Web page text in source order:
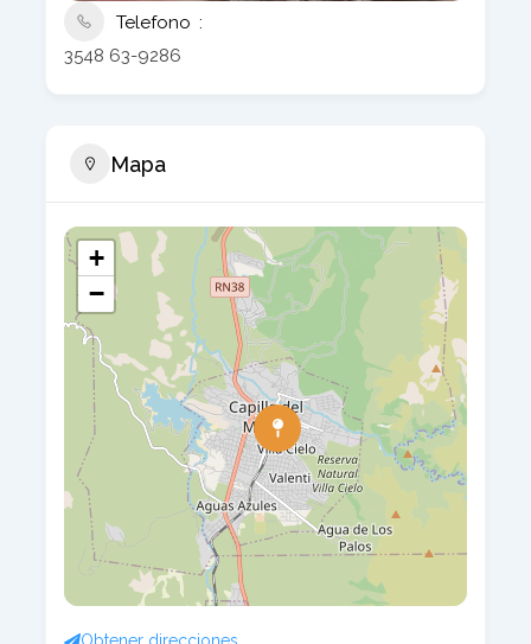
Telefono
3548 63-9286
Mapa
+
−